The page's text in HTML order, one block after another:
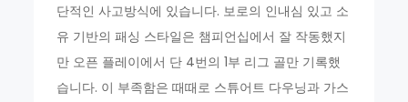
단적인 사고방식에 있습니다. 보로의 인내심 있고 소
유 기반의 패싱 스타일은 챔피언십에서 잘 작동했지
만 오픈 플레이에서 단 4번의 1부 리그 골만 기록했
습니다. 이 부족함은 때때로 스튜어트 다우닝과 가스